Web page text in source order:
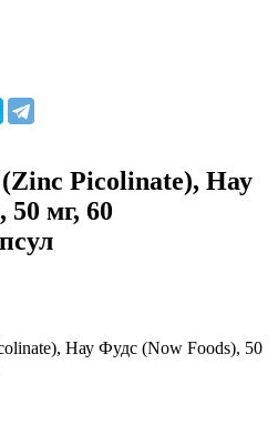
Picolinate), Нау
50 мг, 60
Нау Фудс (Now Foods), 50